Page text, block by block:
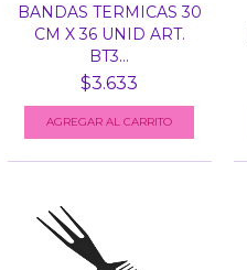
BANDAS TERMICAS 30
CM X 36 UNID ART.
BT3...
$3.633